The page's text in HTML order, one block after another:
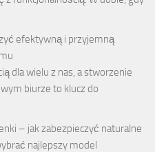
efektywną i przyjemną
dla wielu z nas, a stworzenie
biurze to klucz do
– jak zabezpieczyć naturalne
najlepszy model